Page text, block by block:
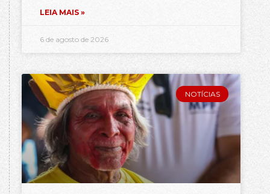
LEIA MAIS »
6 de agosto de 2026
NOTÍCIAS